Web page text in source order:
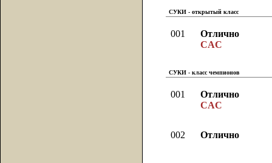
СУКИ - открытый класс
001
Отлично
CAC
СУКИ - класс чемпионов
001
Отлично
CAC
002 Отлично